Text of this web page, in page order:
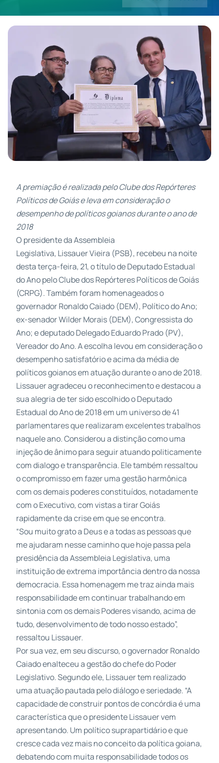
A premiação é realizada pelo Clube dos Repórteres
Políticos de Goiás e leva em consideração o
desempenho de políticos goianos durante o ano de
2018
O presidenteda Assembleia
Legislativa, LissauerVieira (PSB), recebeu na noite
desta terça-feira, 21, o título de Deputado Estadual
do Ano pelo Clube dos Repórteres Políticos de Goiás
(CRPG). Também foram homenageados o
governador Ronaldo Caiado (DEM), Político do Ano;
ex-senador Wilder Morais (DEM), Congressista do
Ano; e deputado Delegado Eduardo Prado (PV),
Vereador do Ano. A escolha levou em consideração o
desempenho satisfatório e acima da média de
políticos goianos em atuação durante o ano de 2018.
Lissaueragradeceu o reconhecimento e destacou a
sua alegria de ter sido escolhido o Deputado
Estadual do Ano de 2018 em um universo de 41
parlamentares que realizaram excelentes trabalhos
naquele ano. Considerou a distinção como uma
injeção de ânimo para seguir atuando politicamente
com dialogo e transparência. Ele também ressaltou
o compromisso em fazer uma gestão harmônica
com os demais poderes constituídos, notadamente
com o Executivo, com vistas a tirar Goiás
rapidamente da crise em que se encontra.
“Sou muito grato a Deus e a todas as pessoas que
me ajudaram nesse caminho que hoje passa pela
presidência da Assembleia Legislativa, uma
instituição de extrema importância dentro da nossa
democracia. Essa homenagem me traz ainda mais
responsabilidade em continuar trabalhando em
sintonia com os demais Poderes visando, acima de
tudo, desenvolvimento de todo nosso estado”,
ressaltou Lissauer.
Por sua vez, em seu discurso, o governador Ronaldo
Caiado enalteceu a gestão do chefe do Poder
Legislativo. Segundo ele, Lissauertem realizado
uma atuação pautada pelo diálogo e seriedade. “A
capacidade de construir pontos de concórdia é uma
característica que opresidenteLissauervem
apresentando. Um político suprapartidário e que
cresce cada vez mais no conceito da política goiana,
debatendo com muita responsabilidade todos os